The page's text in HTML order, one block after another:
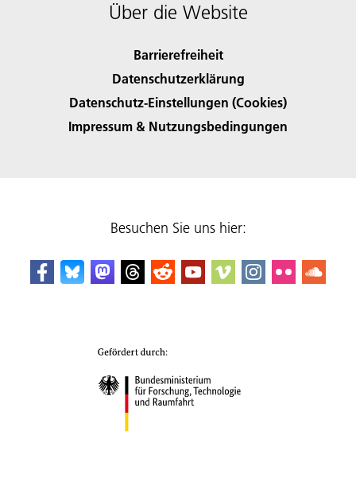
Über die Website
Barrierefreiheit
Datenschutzerklärung
Datenschutz-Einstellungen (Cookies)
Impressum & Nutzungsbedingungen
Besuchen Sie uns hier: